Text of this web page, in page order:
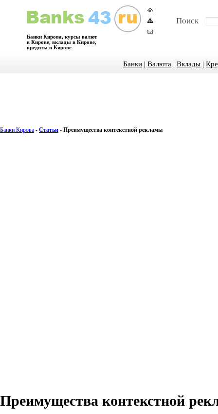
Банки Кирова, курсы валют
в Кирове, вклады в Кирове,
кредиты в Кирове
Поиск
Банки | Валюта | Вклады |
Банки Кирова - Статьи - Преимущества контекстной рекламы
Преимущества контекстной